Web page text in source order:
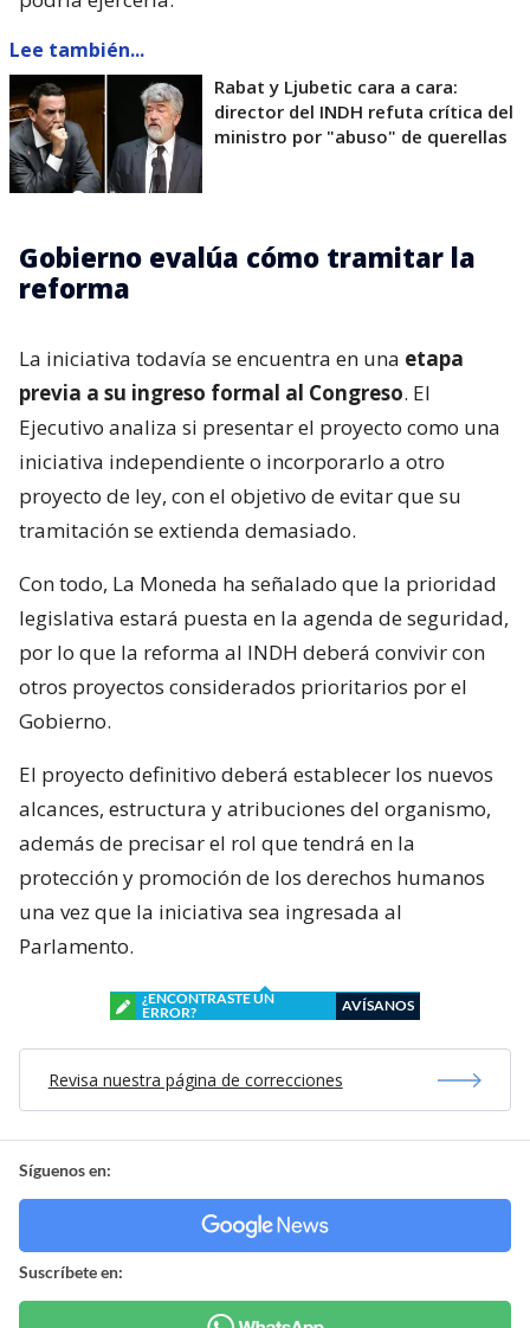
Lee también...
Rabat y Ljubetic cara a cara:
director del INDH refuta crítica del
ministro por "abuso" de querellas
Gobierno evalúa cómo tramitar la
reforma
La iniciativa todavía se encuentra en una etapa
previa a su ingreso formal al Congreso. El
Ejecutivo analiza si presentar el proyecto como una
iniciativa independiente o incorporarlo a otro
proyecto de ley, con el objetivo de evitar que su
tramitación se extienda demasiado.
Con todo, La Moneda ha señalado que la prioridad
legislativa estará puesta en la agenda de seguridad,
por lo que la reforma al INDH deberá convivir con
otros proyectos considerados prioritarios por el
Gobierno.
El proyecto definitivo deberá establecer los nuevos
alcances, estructura y atribuciones del organismo,
además de precisar el rol que tendrá en la
protección y promoción de los derechos humanos
una vez que la iniciativa sea ingresada al
Parlamento.
¿ENCONTRASTE UN
ERROR?
AVÍSANOS
Revisa nuestra página de correcciones
Síguenos en:
Suscríbete en: